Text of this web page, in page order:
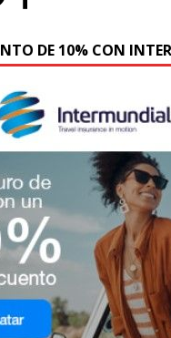
DE 10% CON